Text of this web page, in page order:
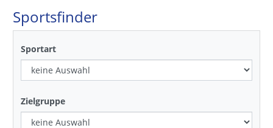
Sportsfinder
Sportart
Zielgruppe